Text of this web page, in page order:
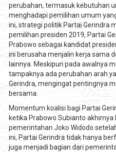
perubahan, termasuk kebutuhan
menghadapi pemilihan umum
ini, strategi politik Partai Gerindra
pemilihan presiden 2019, Partai
Prabowo sebagai kandidat
ini berusaha menjalin kerja sama
lainnya. Meskipun pada awalnya
tampaknya ada perubahan arah
Gerindra, mengingat pentingnya
bersama.
Momentum koalisi bagi Partai
ketika Prabowo Subianto
pemerintahan Joko Widodo
ini, Partai Gerindra tidak hanya
juga menjadi bagian dari